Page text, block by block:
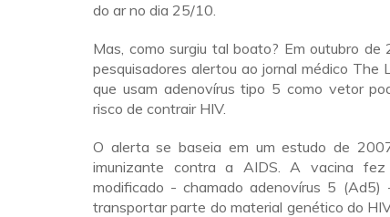
do ar no dia 25/10.
Mas, como surgiu tal boato? Em outubro de
pesquisadores alertou ao jornal médico The
que usam adenovírus tipo 5 como vetor
risco de contrair HIV.
O alerta se baseia em um estudo de
imunizante contra a AIDS. A vacina
modificado - chamado adenovírus 5 (Ad5)
transportar parte do material genético do